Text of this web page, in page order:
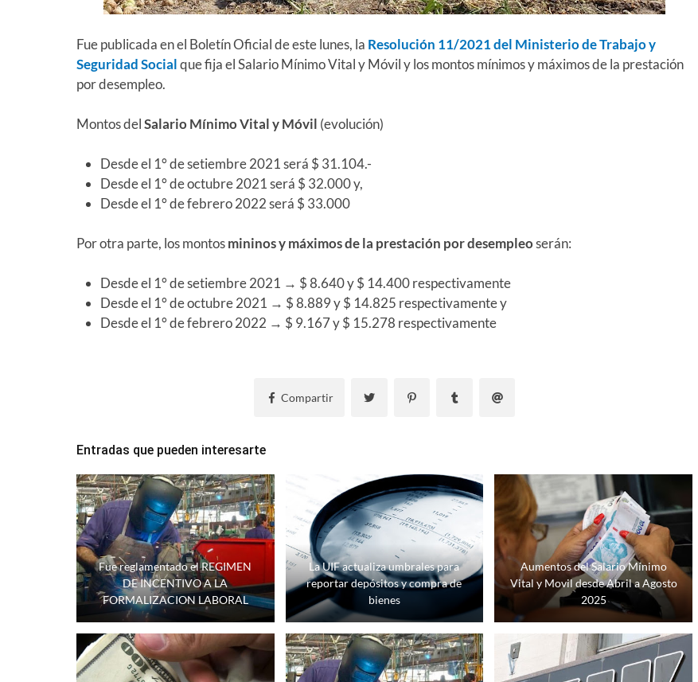
Fue publicada en el Boletín Oficial de este lunes, la Resolución 11/2021 del Ministerio de Trabajo y
Seguridad Socialque fija el Salario Mínimo Vital y Móvil y los montos mínimos y máximos de la prestación
por desempleo.
Montos delSalario Mínimo Vital y Móvil (evolución)
Desde el 1° de setiembre 2021 será $ 31.104.-
Desde el 1° de octubre 2021 será $ 32.000 y,
Desde el 1° de febrero 2022 será $ 33.000
Por otra parte, los montosmininos y máximos de la prestación por desempleoserán:
Desde el 1° de setiembre 2021 → $ 8.640 y $ 14.400 respectivamente
Desde el 1° de octubre 2021 → $ 8.889 y $ 14.825 respectivamente y
Desde el 1° de febrero 2022 → $ 9.167 y $ 15.278 respectivamente
Compartir
Entradas que pueden interesarte
Fue reglamentado el REGIMEN
DE INCENTIVO A LA
FORMALIZACION LABORAL
La UIF actualiza umbrales para
reportar depósitos y compra de
bienes
Aumentos del Salario Mínimo
Vital y Movil desde Abril a Agosto
2025